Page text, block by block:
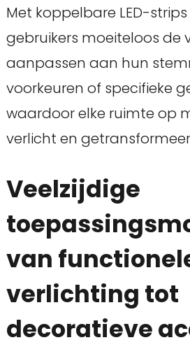
Met koppelbare LED-
gebruikers moeiteloos de
aanpassen aan hun
voorkeuren of specifieke
waardoor elke ruimte op
verlicht en
Veelzijdige
van
verlichting tot
decoratieve